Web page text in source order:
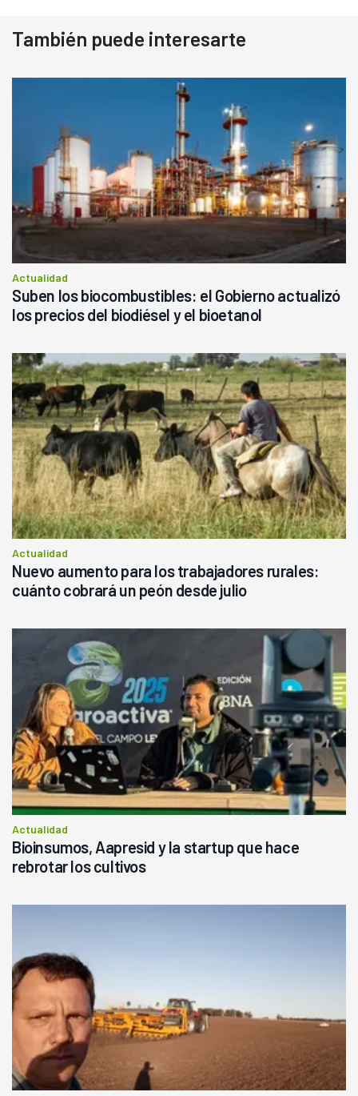
También puede interesarte
Actualidad
Suben los biocombustibles: el Gobierno actualizó
los precios del biodiésel y el bioetanol
Actualidad
Nuevo aumento para los trabajadores rurales:
cuánto cobrará un peón desde julio
Actualidad
Bioinsumos, Aapresid y la startup que hace
rebrotar los cultivos